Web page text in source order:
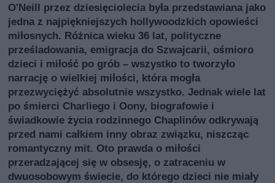
O'Neill przez dziesięciolecia była przedstawiana jako
jedna z najpiękniejszych hollywoodzkich opowieści
miłosnych. Różnica wieku 36 lat, polityczne
prześladowania, emigracja do Szwajcarii, ośmioro
dzieci i miłość po grób – wszystko to tworzyło
narrację o wielkiej miłości, która mogła
przezwyciężyć absolutnie wszystko. Jednak wiele lat
po śmierci Charliego i Oony, biografowie i
świadkowie życia rodzinnego Chaplinów odkrywają
przed nami całkiem inny obraz związku, niszcząc
romantyczny mit. Oto prawda o miłości
przeradzającej się w obsesję, o zatraceniu w
dwuosobowym świecie, do którego dzieci nie miały